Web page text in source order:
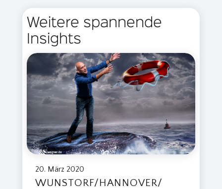
Weitere spannende
Insights
20. März 2020
WUNSTORF/HANNOVER/